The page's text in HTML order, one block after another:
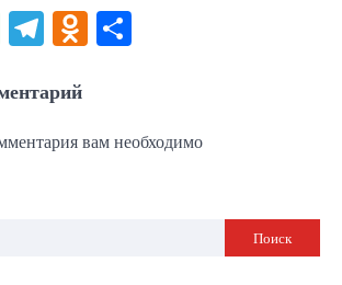
WhatsApp
Telegram
Odnoklassniki
вам необходимо
Поиск